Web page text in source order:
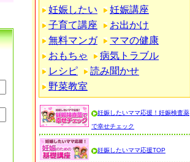
妊娠したい
妊娠講座
子育て講座
お出かけ
無料マンガ
ママの健康
おもちゃ
病気トラブル
レシピ
読み聞かせ
野菜教室
妊娠したいママ応援！妊娠検査薬
で幸せチェック
妊娠したいママ応援TOP